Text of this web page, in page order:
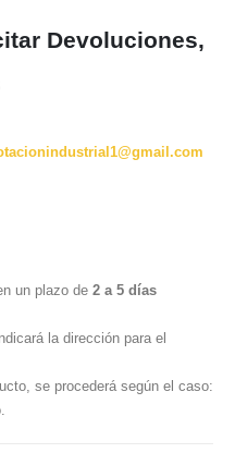
Devoluciones,
un plazo de 2 a 5 días
la dirección para el
se procederá según el caso: